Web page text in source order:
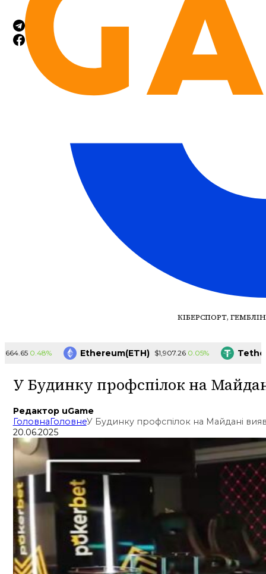
КІБЕРСПОРТ,
0.48% Ethereum(ETH) $1,907.26 0.05%
У Будинку профспілок на
Редактор uGame
ГоловнаГоловнеУ Будинку профспілок на Майдані
20.06.2025